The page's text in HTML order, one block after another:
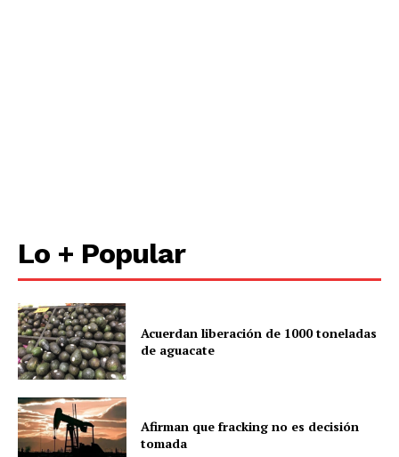
Lo + Popular
Acuerdan liberación de 1000 toneladas
de aguacate
Afirman que fracking no es decisión
tomada